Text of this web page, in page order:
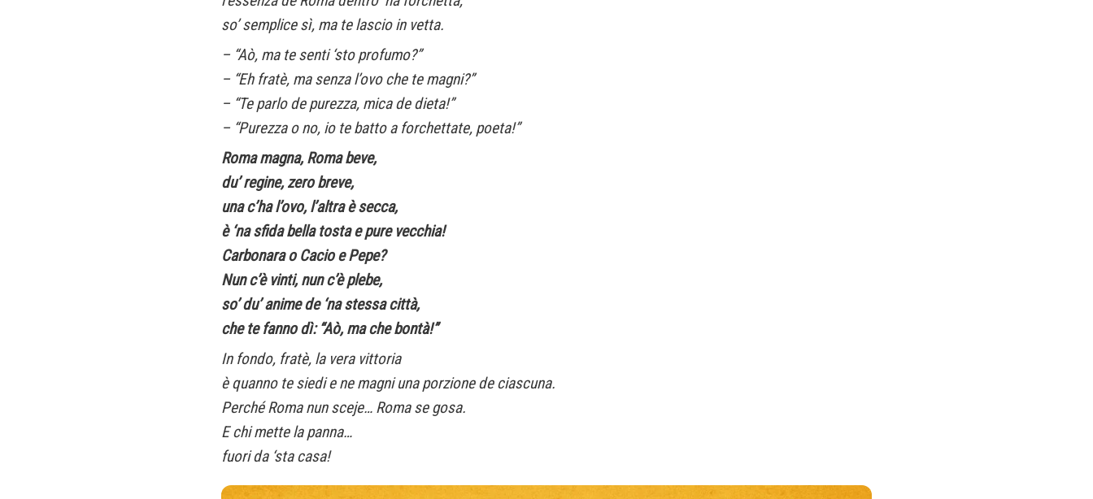
so’ semplice sì, ma te lascio in vetta.
– “Aò, ma te senti ‘sto profumo?”
– “Eh fratè, ma senza l’ovo che te magni?”
– “Te parlo de purezza, mica de dieta!”
– “Purezza o no, io te batto a forchettate, poeta!”
Roma magna, Roma beve,
du’ regine, zero breve,
una c’ha l’ovo, l’altra è secca,
è ‘na sfida bella tosta e pure vecchia!
Carbonara o Cacio e Pepe?
Nun c’è vinti, nun c’è plebe,
so’ du’ anime de ‘na stessa città,
che te fanno dì: “Aò, ma che bontà!”
In fondo, fratè, la vera vittoria
è quanno te siedi e ne magni una porzione de ciascuna.
Perché Roma nun sceje… Roma se gosa.
E chi mette la panna…
fuori da ‘sta casa!